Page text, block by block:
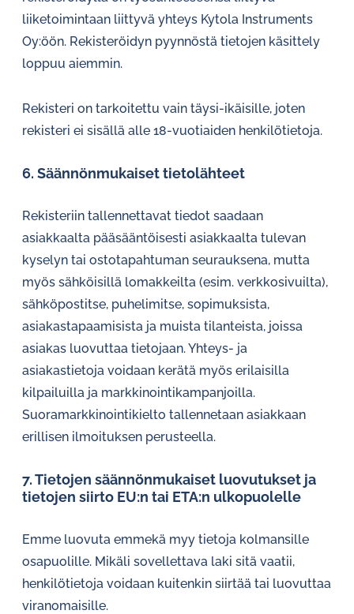
liiketoimintaan liittyvä yhteys Kytola Instruments
Oy:öön. Rekisteröidyn pyynnöstä tietojen käsittely
loppuu aiemmin.
Rekisteri on tarkoitettu vain täysi-ikäisille, joten
rekisteri ei sisällä alle 18-vuotiaiden henkilötietoja.
6. Säännönmukaiset tietolähteet
Rekisteriin tallennettavat tiedot saadaan
asiakkaalta pääsääntöisesti asiakkaalta tulevan
kyselyn tai ostotapahtuman seurauksena, mutta
myös sähköisillä lomakkeilta (esim. verkkosivuilta),
sähköpostitse, puhelimitse, sopimuksista,
asiakastapaamisista ja muista tilanteista, joissa
asiakas luovuttaa tietojaan. Yhteys- ja
asiakastietoja voidaan kerätä myös erilaisilla
kilpailuilla ja markkinointikampanjoilla.
Suoramarkkinointikielto tallennetaan asiakkaan
erillisen ilmoituksen perusteella.
7. Tietojen säännönmukaiset luovutukset ja
tietojen siirto EU:n tai ETA:n ulkopuolelle
Emme luovuta emmekä myy tietoja kolmansille
osapuolille. Mikäli sovellettava laki sitä vaatii,
henkilötietoja voidaan kuitenkin siirtää tai luovuttaa
viranomaisille.